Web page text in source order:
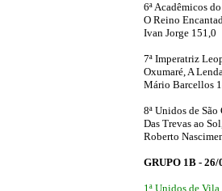
6ª Acadêmicos
O Reino
Ivan Jorge 151,0
7ª Imperatriz
Oxumaré, A
Mário Barcellos
8ª Unidos de São
Das Trevas ao
Roberto
GRUPO 1B - 26/
1ª Unidos de Vila